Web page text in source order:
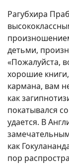
Рагубхира
детьми,
«Пожалуйста,
хорошие
кармана, вам
как
покатывался
удается. В
как
пор